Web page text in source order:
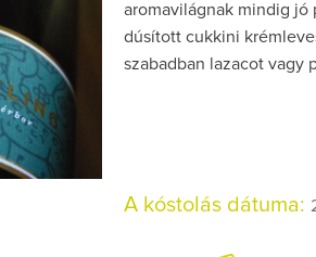
aromavilágnak mindig jó
dúsított cukkini
szabadban lazacot vagy
A kóstolás dátuma: